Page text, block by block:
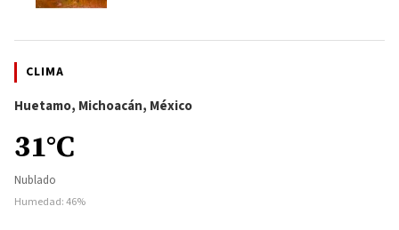
CLIMA
Huetamo, Michoacán, México
31°C
Nublado
Humedad: 46%